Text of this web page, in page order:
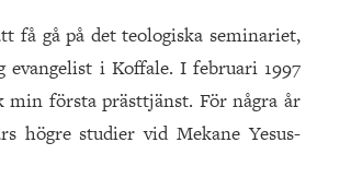
få gå på det teologiska seminariet,
i Koffale. I februari 1997
första prästtjänst. För några år
högre studier vid Mekane Yesus-